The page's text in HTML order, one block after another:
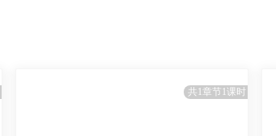
共1章节1课时